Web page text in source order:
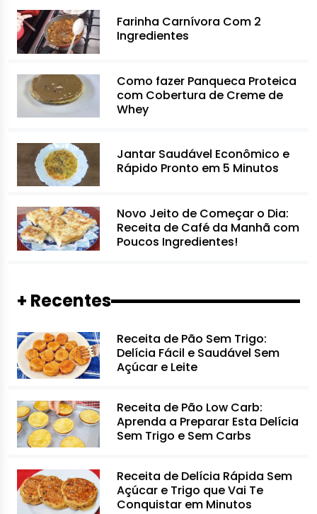
Farinha Carnívora Com 2
Ingredientes
Como fazer Panqueca Proteica
com Cobertura de Creme de
Whey
Jantar Saudável Econômico e
Rápido Pronto em 5 Minutos
Novo Jeito de Começar o Dia:
Receita de Café da Manhã com
Poucos Ingredientes!
+ Recentes
Receita de Pão Sem Trigo:
Delícia Fácil e Saudável Sem
Açúcar e Leite
Receita de Pão Low Carb:
Aprenda a Preparar Esta Delícia
Sem Trigo e Sem Carbs
Receita de Delícia Rápida Sem
Açúcar e Trigo que Vai Te
Conquistar em Minutos